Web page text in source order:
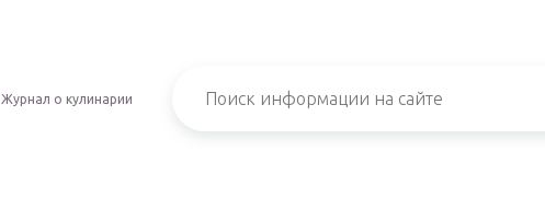
Журнал о кулинарии